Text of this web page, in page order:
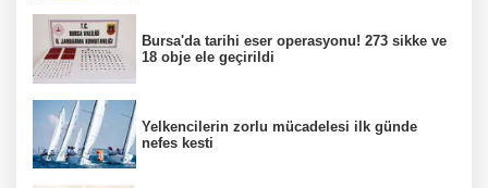
Bursa'da tarihi eser operasyonu! 273 sikke ve
18 obje ele geçirildi
Yelkencilerin zorlu mücadelesi ilk günde
nefes kesti